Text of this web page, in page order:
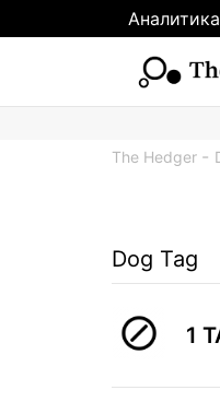
Аналитика
The Hedger
Dog Tag
1